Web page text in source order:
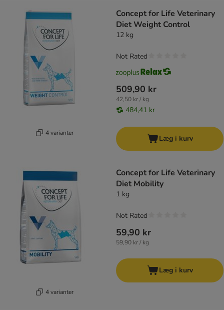
4 varianter
Concept for Life Veterinary
Diet Weight Control
12 kg
509,90 kr
42,50 kr / kg
484,41 kr
Not Rated
Læg i kurv
4 varianter
Concept for Life Veterinary
Diet Mobility
1 kg
59,90 kr
59,90 kr / kg
Not Rated
Læg i kurv